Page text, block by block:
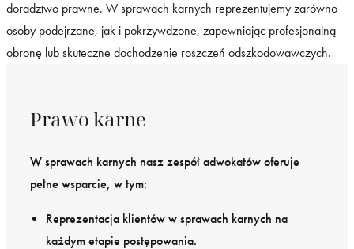
doradztwo prawne. W sprawach karnych reprezentujemy zarówno
osoby podejrzane, jak i pokrzywdzone, zapewniając profesjonalną
obronę lub skuteczne dochodzenie roszczeń odszkodowawczych.
Prawo karne
W sprawach karnych nasz zespół adwokatów oferuje
pełne wsparcie, w tym:
Reprezentacja klientów w sprawach karnych na
każdym etapie postępowania.